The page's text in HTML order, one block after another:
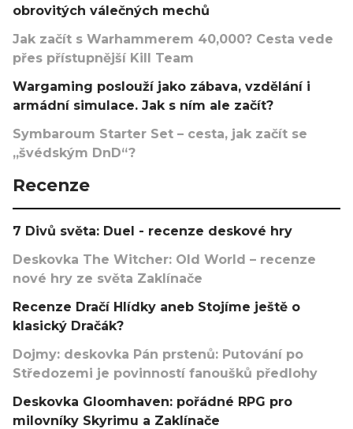
obrovitých válečných mechů
Jak začít s Warhammerem 40,000? Cesta vede
přes přístupnější Kill Team
Wargaming poslouží jako zábava, vzdělání i
armádní simulace. Jak s ním ale začít?
Symbaroum Starter Set – cesta, jak začít se
„švédským DnD“?
Recenze
7 Divů světa: Duel - recenze deskové hry
Deskovka The Witcher: Old World – recenze
nové hry ze světa Zaklínače
Recenze Dračí Hlídky aneb Stojíme ještě o
klasický Dračák?
Dojmy: deskovka Pán prstenů: Putování po
Středozemi je povinností fanoušků předlohy
Deskovka Gloomhaven: pořádné RPG pro
milovníky Skyrimu a Zaklínače